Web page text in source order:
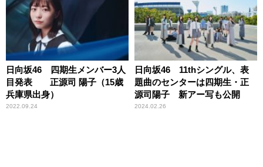
日向坂46 四期生メンバー3人
目発表 正源司 陽子（15歳
兵庫県出身）
2022.09.24
日向坂46 11thシングル、表
題曲のセンターは四期生・正
源司陽子 新アー写も公開
2024.02.26